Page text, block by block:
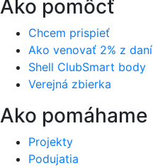
Ako pomôcť
Chcem prispieť
Ako venovať 2% z daní
Shell ClubSmart body
Verejná zbierka
Ako pomáhame
Projekty
Podujatia